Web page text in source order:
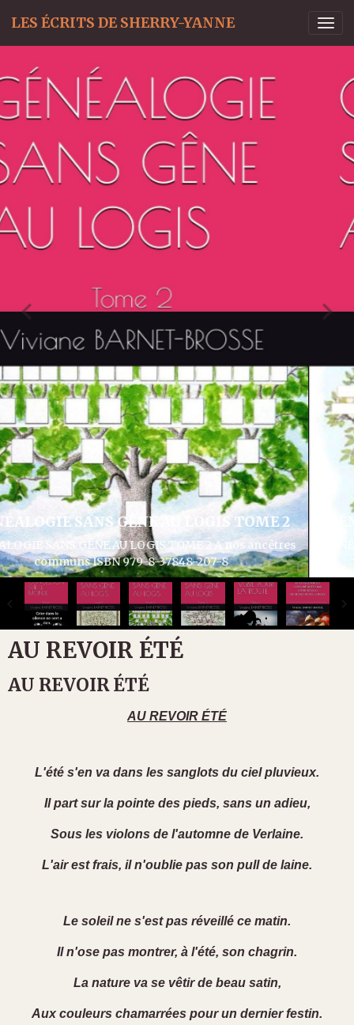
LES ÉCRITS DE SHERRY-YANNE
GÉNÉALOGIE SANS GÊNE AU LOGIS TOME 3
GÉNÉALOGIE SANS GÊNE AU LOGIS TOME 3 Articles divers
généalogie et histoire ISBN 979-8-37932-286-1
AU REVOIR ÉTÉ
AU REVOIR ÉTÉ
AU REVOIR ÉTÉ
L'été s'en va dans les sanglots du ciel pluvieux.
Il part sur la pointe des pieds, sans un adieu,
Sous les violons de l'automne de Verlaine.
L'air est frais, il n'oublie pas son pull de laine.
Le soleil ne s'est pas réveillé ce matin.
Il n'ose pas montrer, à l'été, son chagrin.
La nature va se vêtir de beau satin,
Aux couleurs chamarrées pour un dernier festin.